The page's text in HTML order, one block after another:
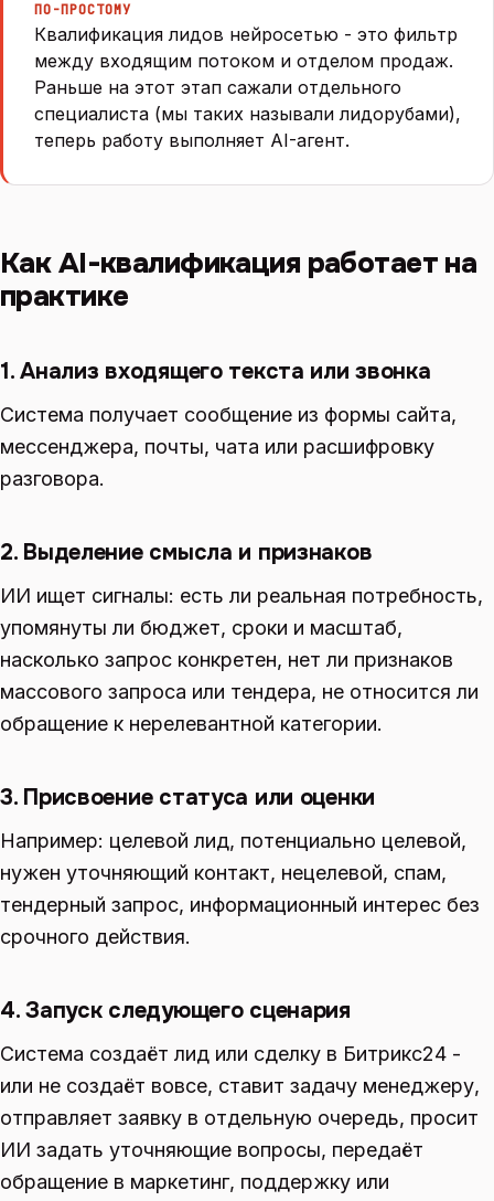
ПО-ПРОСТОМУ
Квалификация лидов нейросетью - это фильтр
между входящим потоком и отделом продаж.
Раньше на этот этап сажали отдельного
специалиста (мы таких называли лидорубами),
теперь работу выполняет AI-агент.
Как AI-квалификация работает на
практике
1. Анализ входящего текста или звонка
Система получает сообщение из формы сайта,
мессенджера, почты, чата или расшифровку
разговора.
2. Выделение смысла и признаков
ИИ ищет сигналы: есть ли реальная потребность,
упомянуты ли бюджет, сроки и масштаб,
насколько запрос конкретен, нет ли признаков
массового запроса или тендера, не относится ли
обращение к нерелевантной категории.
3. Присвоение статуса или оценки
Например: целевой лид, потенциально целевой,
нужен уточняющий контакт, нецелевой, спам,
тендерный запрос, информационный интерес без
срочного действия.
4. Запуск следующего сценария
Система создаёт лид или сделку в Битрикс24 -
или не создаёт вовсе, ставит задачу менеджеру,
отправляет заявку в отдельную очередь, просит
ИИ задать уточняющие вопросы, передаёт
обращение в маркетинг, поддержку или